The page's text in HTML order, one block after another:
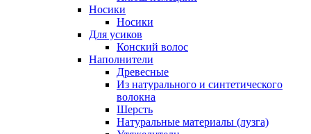
Носики
Носики
Для усиков
Конский волос
Наполнители
Древесные
Из натурального и синтетического
волокна
Шерсть
Натуральные материалы (лузга)